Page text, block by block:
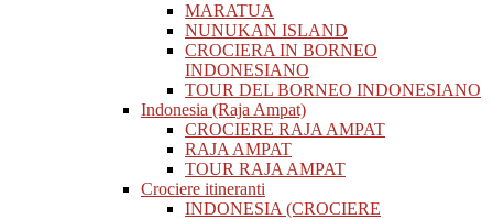
MARATUA
NUNUKAN ISLAND
CROCIERA IN BORNEO
INDONESIANO
TOUR DEL BORNEO INDONESIANO
Indonesia (Raja Ampat)
CROCIERE RAJA AMPAT
RAJA AMPAT
TOUR RAJA AMPAT
Crociere itineranti
INDONESIA (CROCIERE